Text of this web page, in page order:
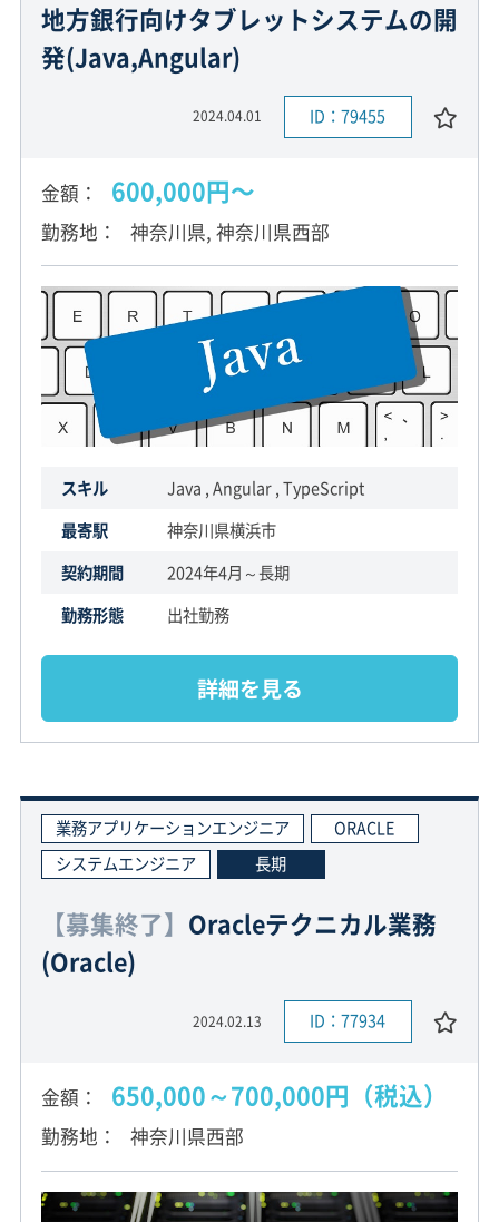
地方銀行向けタブレットシステムの開
発(Java,Angular)
2024.04.01 ID：79455
金額 600,000円〜
勤務地 神奈川県, 神奈川県西部
スキル
Java , Angular , TypeScript
最寄駅
神奈川県横浜市
契約期間
2024年4月～長期
勤務形態
出社勤務
詳細を見る
業務アプリケーションエンジニア
ORACLE
システムエンジニア
長期
【募集終了】 Oracleテクニカル業務
(Oracle)
2024.02.13 ID：77934
金額 650,000～700,000円（税込）
勤務地 神奈川県西部